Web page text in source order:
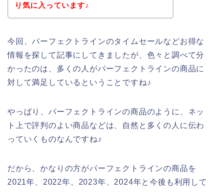
り気に入っています♪
今回、パーフェクトラインのタイムセールなどお得な
情報を探して記事にしてきましたが、色々と調べて分
かったのは、多くの人がパーフェクトラインの商品に
対して満足しているということですね♪
やっぱり、パーフェクトラインの商品のように、ネッ
ト上で評判のよい商品などは、自然と多くの人に伝わ
っていくものなんですね♪
だから、かなりの方がパーフェクトラインの商品を
2021年、2022年、2023年、2024年と今後も利用して